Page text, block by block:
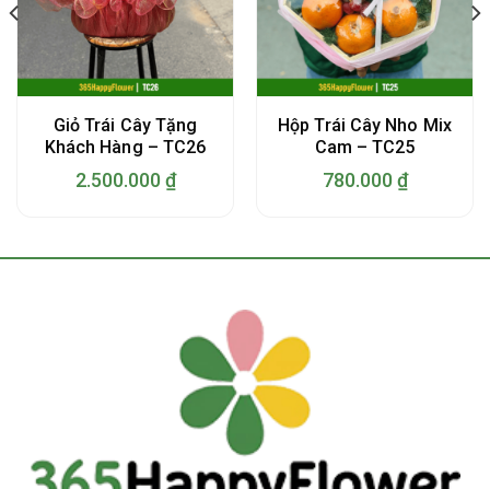
Giỏ Trái Cây Tặng
Khách Hàng – TC26
2.500.000 ₫
Hộp Trái Cây Nho Mix
Cam – TC25
780.000 ₫